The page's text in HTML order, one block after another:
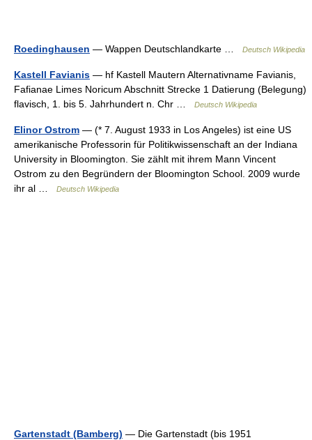
Roedinghausen — Wappen Deutschlandkarte … Deutsch Wikipedia
Kastell Favianis — hf Kastell Mautern Alternativname Favianis,
Fafianae Limes Noricum Abschnitt Strecke 1 Datierung (Belegung)
flavisch, 1. bis 5. Jahrhundert n. Chr …
Deutsch Wikipedia
Elinor Ostrom — (* 7. August 1933 in Los Angeles) ist eine US
amerikanische Professorin für Politikwissenschaft an der Indiana
University in Bloomington. Sie zählt mit ihrem Mann Vincent
Ostrom zu den Begründern der Bloomington School. 2009 wurde
ihr al …
Deutsch Wikipedia
Gartenstadt (Bamberg) — Die Gartenstadt (bis 1951